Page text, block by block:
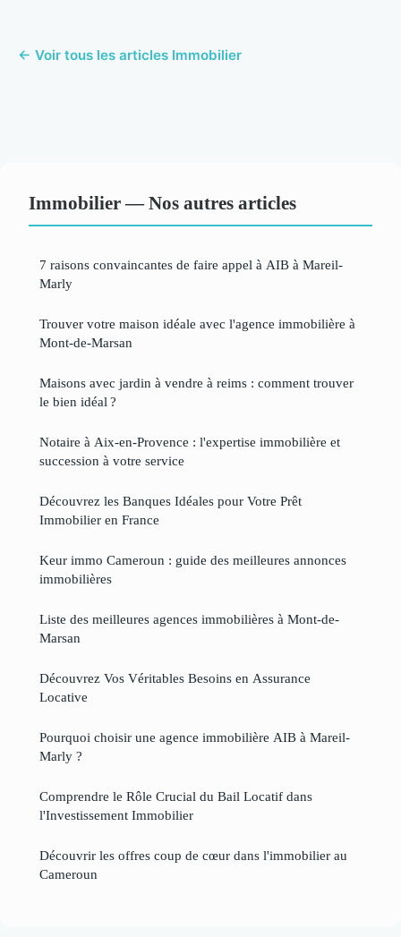
← Voir tous les articles Immobilier
Immobilier — Nos autres articles
7 raisons convaincantes de faire appel à AIB à Mareil-
Marly
Trouver votre maison idéale avec l'agence immobilière à
Mont-de-Marsan
Maisons avec jardin à vendre à reims : comment trouver
le bien idéal ?
Notaire à Aix-en-Provence : l'expertise immobilière et
succession à votre service
Découvrez les Banques Idéales pour Votre Prêt
Immobilier en France
Keur immo Cameroun : guide des meilleures annonces
immobilières
Liste des meilleures agences immobilières à Mont-de-
Marsan
Découvrez Vos Véritables Besoins en Assurance
Locative
Pourquoi choisir une agence immobilière AIB à Mareil-
Marly ?
Comprendre le Rôle Crucial du Bail Locatif dans
l'Investissement Immobilier
Découvrir les offres coup de cœur dans l'immobilier au
Cameroun